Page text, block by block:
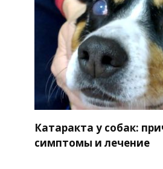
Катаракта у собак:
симптомы и лечение